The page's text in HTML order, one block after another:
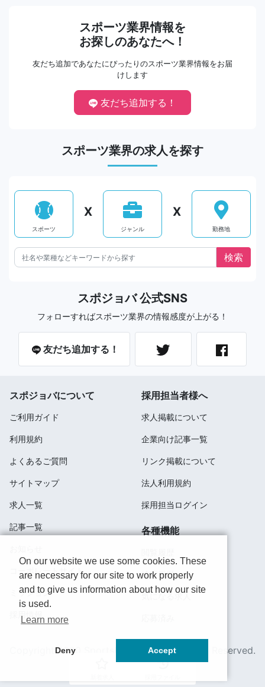
スポーツ業界情報を
お探しのあなたへ！
友だち追加であなたにぴったりのスポーツ業界情報をお届
けします
友だち追加する！
スポーツ業界の求人を探す
スポーツ
X
ジャンル
X
勤務地
スポジョバ 公式SNS
フォローすればスポーツ業界の情報感度が上がる！
友だち追加する！
スポジョバについて
ご利用ガイド
利用規約
よくあるご質問
サイトマップ
求人一覧
記事一覧
コーポレートサイト
ミッション
採用情報
採用担当者様へ
求人掲載について
企業向け記事一覧
リンク掲載について
法人利用規約
採用担当ログイン
各種機能
検索履歴
気になる求人
Copyright 2020 SportsField Co Ltd.All Right Reserved.
On our website we use some cookies. These
are necessary for our site to work properly
and to give us information about how our site
is used.
Learn more
Deny Accept